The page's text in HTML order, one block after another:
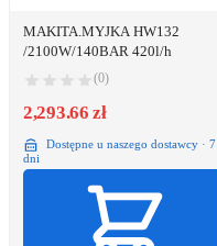
MAKITA.MYJKA HW132
/2100W/140BAR 420l/h
(0)
2,293.66 zł
Dostępne u naszego dostawcy · 7
dni